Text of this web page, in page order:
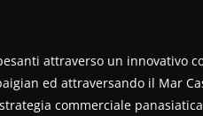
attraverso un innovativo
ed attraversando il Mar
commerciale